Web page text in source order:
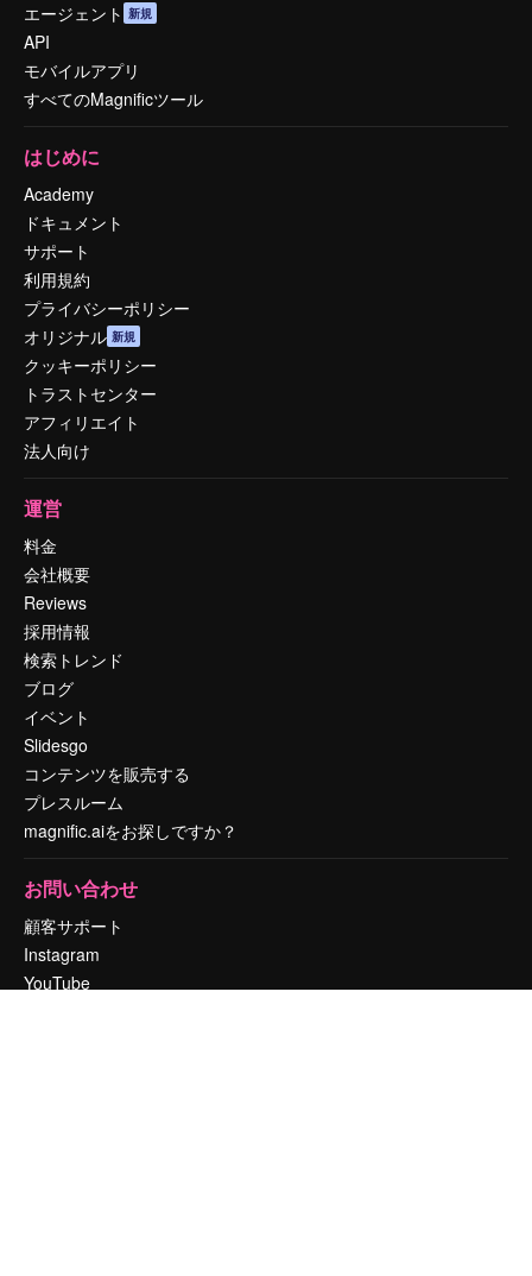
エージェント 新規
API
モバイルアプリ
すべてのMagnificツール
はじめに
Academy
ドキュメント
サポート
利用規約
プライバシーポリシー
オリジナル 新規
クッキーポリシー
トラストセンター
アフィリエイト
法人向け
運営
料金
会社概要
Reviews
採用情報
検索トレンド
ブログ
イベント
Slidesgo
コンテンツを販売する
プレスルーム
magnific.aiをお探しですか？
お問い合わせ
顧客サポート
Instagram
YouTube